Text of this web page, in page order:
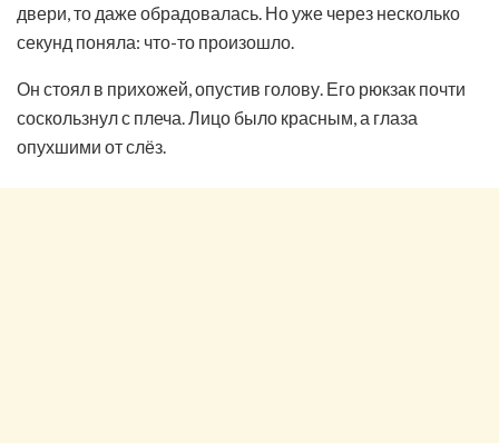
двери, то даже обрадовалась. Но уже через несколько
секунд поняла: что-то произошло.
Он стоял в прихожей, опустив голову. Его рюкзак почти
соскользнул с плеча. Лицо было красным, а глаза
опухшими от слёз.